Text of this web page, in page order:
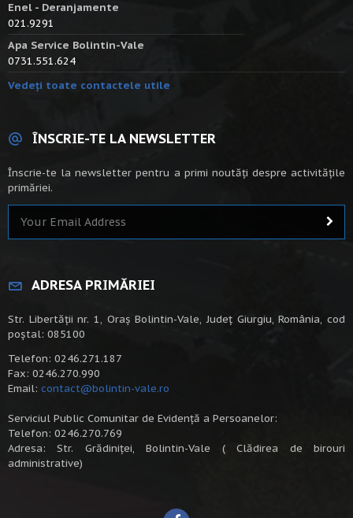
Enel - Deranjamente
021.9291
Apa Service Bolintin-Vale
0731.551.624
Vedeți toate contactele utile
ÎNSCRIE-TE LA NEWSLETTER
Înscrie-te la newsletter pentru a primi noutăți despre activitățile
primăriei.
ADRESA PRIMĂRIEI
Str. Libertății nr. 1, Oraș Bolintin-Vale, Județ Giurgiu, România, cod
poștal: 085100
Telefon: 0246.271.187
Fax: 0246.270.990
Email: contact@bolintin-vale.ro
Serviciul Public Comunitar de Evidență a Persoanelor:
Telefon: 0246.270.769
Adresa: Str. Grădiniței, Bolintin-Vale ( Clădirea de birouri
administrative)